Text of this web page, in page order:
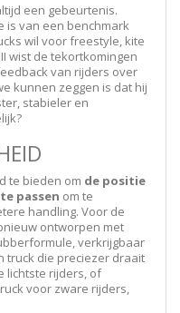
een gebeurtenis.
is van een benchmark
wil voor freestyle, kite
wist de tekortkomingen
van rijders over
kunnen zeggen is dat hij
stabieler en
te bieden om de positie
passen om te
handling. Voor de
ontworpen met
verkrijgbaar
truck die preciezer draait
lichtste rijders, of
voor zware rijders,